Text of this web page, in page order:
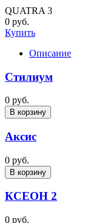
QUATRA 3
0 руб.
Купить
Описание
Стилиум
0 руб.
В корзину
Аксис
0 руб.
В корзину
КСЕОН 2
0 руб.